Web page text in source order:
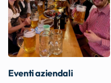
Eventi aziendali